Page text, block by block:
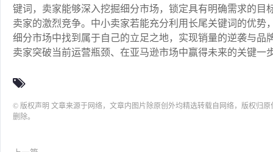
键词，卖家能够深入挖掘细分市场，锁定具有明确需求的
卖家的激烈竞争。中小卖家若能充分利用长尾关键词的优
细分市场中找到属于自己的立足之地，实现销量的逆袭与
卖家突破当前运营瓶颈、在亚马逊市场中赢得未来的关键一
© 版权声明 文章来源于网络，文章内图片除原创外均精选转载自网络，版权归
删除。